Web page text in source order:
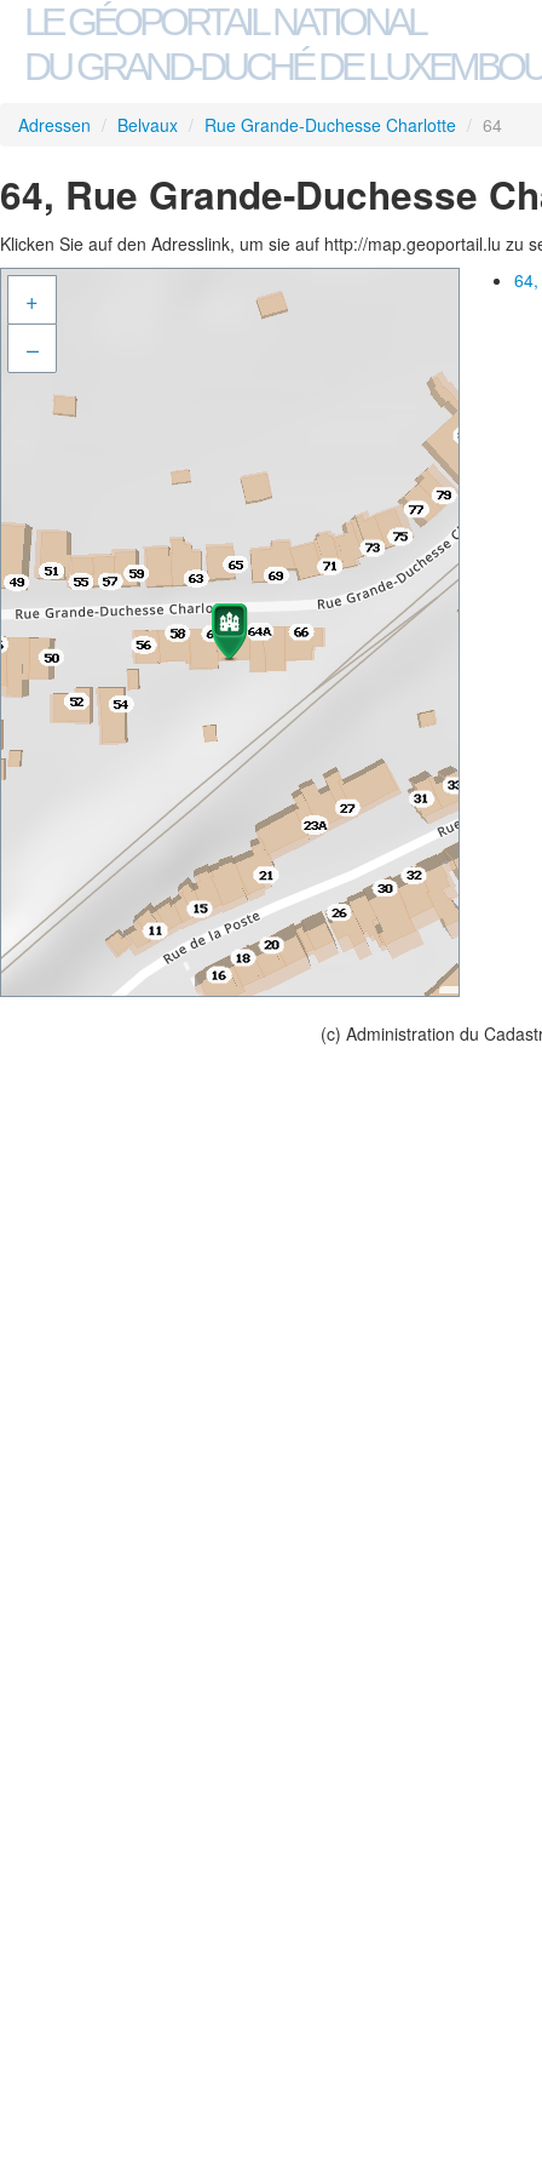
LE GÉOPORTAIL NATIONAL
DU GRAND-DUCHÉ DE
Adressen / Belvaux / Rue Grande-Duchesse Charlotte / 64
64, Rue Grande-Duchesse
Klicken Sie auf den Adresslink, um sie auf http://map.geoportail.lu zu
+
–
(c) Administration du